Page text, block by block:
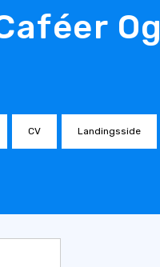
Og
CV Landingsside